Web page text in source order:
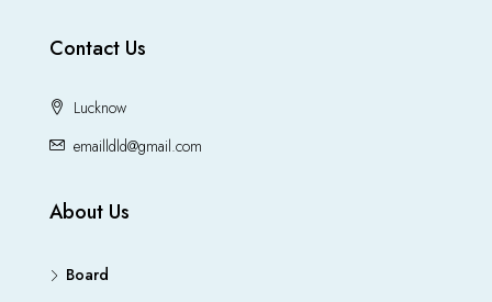
Contact Us
Lucknow
emailldld@gmail.com
About Us
Board